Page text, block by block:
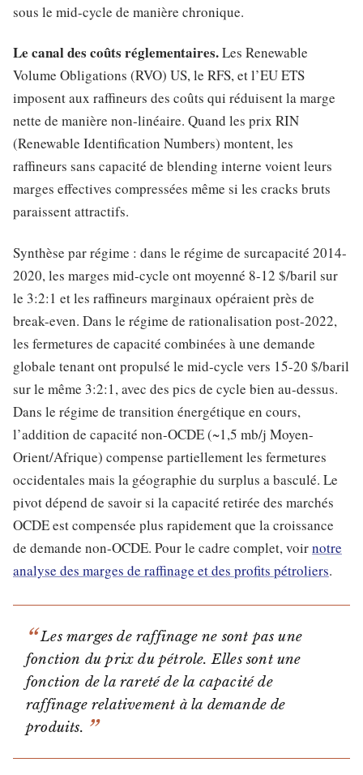
sous le mid-cycle de manière chronique.
Le canal des coûts réglementaires.Les Renewable
Volume Obligations (RVO) US, le RFS, et l’EU ETS
imposent aux raffineurs des coûts qui réduisent la marge
nette de manière non-linéaire. Quand les prix RIN
(Renewable Identification Numbers) montent, les
raffineurs sans capacité de blending interne voient leurs
marges effectives compressées même si les cracks bruts
paraissent attractifs.
Synthèse par régime : dans le régime de surcapacité 2014-
2020, les marges mid-cycle ont moyenné 8-12 $/baril sur
le 3:2:1 et les raffineurs marginaux opéraient près de
break-even. Dans le régime de rationalisation post-2022,
les fermetures de capacité combinées à une demande
globale tenant ont propulsé le mid-cycle vers 15-20 $/baril
sur le même 3:2:1, avec des pics de cycle bien au-dessus.
Dans le régime de transition énergétique en cours,
l’addition de capacité non-OCDE (~1,5 mb/j Moyen-
Orient/Afrique) compense partiellement les fermetures
occidentales mais la géographie du surplus a basculé. Le
pivot dépend de savoir si la capacité retirée des marchés
OCDE est compensée plus rapidement que la croissance
de demande non-OCDE. Pour le cadre complet, voirnotre
analyse des marges de raffinage et des profits pétroliers.
Les marges de raffinage ne sont pas une
fonction du prix du pétrole. Elles sont une
fonction de la rareté de la capacité de
raffinage relativement à la demande de
produits.